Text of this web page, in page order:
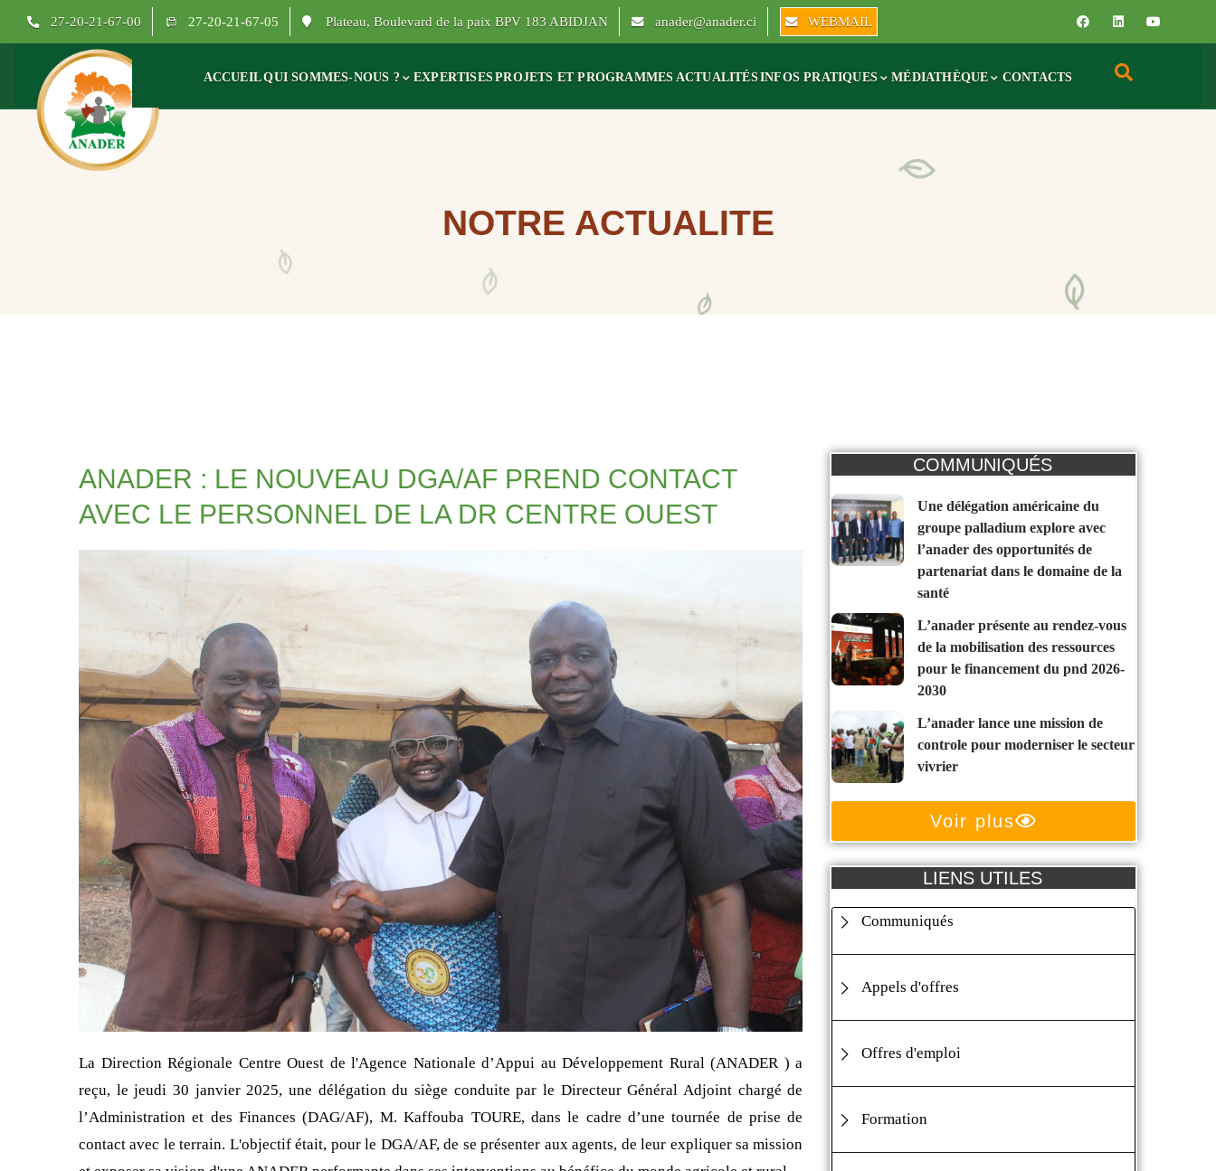
27-20-21-67-00 27-20-21-67-05 Plateau, Boulevard de la paix BPV 183 ABIDJAN anader@anader.ci WEBMAIL
ACCUEILQUI SOMMES-NOUS ? EXPERTISESPROJETS ET PROGRAMMES ACTUALITÉSINFOS PRATIQUES MÉDIATHÈQUE CONTACTS
NOTRE ACTUALITE
ANADER : LE NOUVEAU DGA/AF PREND CONTACT
AVEC LE PERSONNEL DE LA DR CENTRE OUEST
La Direction Régionale Centre Ouest de l'Agence Nationale d’Appui au Développement Rural (ANADER ) a
reçu, le jeudi 30 janvier 2025, une délégation du siège conduite par le Directeur Général Adjoint chargé de
l’Administration et des Finances (DAG/AF), M. Kaffouba TOURE, dans le cadre d’une tournée de prise de
contact avec le terrain. L'objectif était, pour le DGA/AF, de se présenter aux agents, de leur expliquer sa mission
COMMUNIQUÉS
une délégation américaine du
groupe palladium explore avec
l’anader des opportunités de
partenariat dans le domaine de la
santé
l’anader présente au rendez-vous
de la mobilisation des ressources
pour le financement du pnd 2026-
2030
l’anader lance une mission de
controle pour moderniser le secteur
vivrier
Voir plus
LIENS UTILES
Communiqués
Appels d'offres
Offres d'emploi
Formation